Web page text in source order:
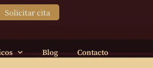
Solicitar cita
Blog Contacto